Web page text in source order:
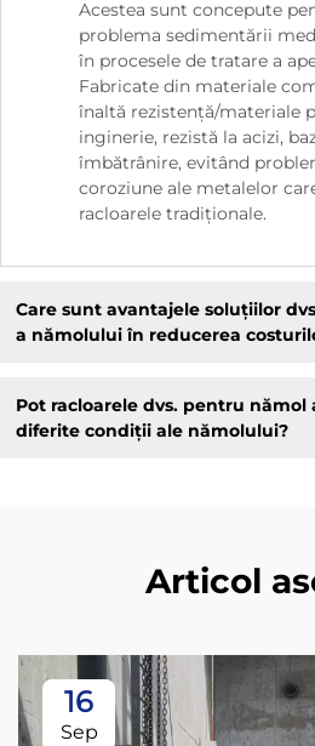
Acestea sunt concepute
problema sedimentării
în procesele de tratare a
Fabricate din materiale
înaltă rezistență/materiale
inginerie, rezistă la acizi,
îmbătrânire, evitând
coroziune ale metalelor
racloarele tradiționale.
Care sunt avantajele soluțiilor
a nămolului în reducerea
Pot racloarele dvs. pentru nămol
diferite condiții ale nămolului?
Articol
16
Sep